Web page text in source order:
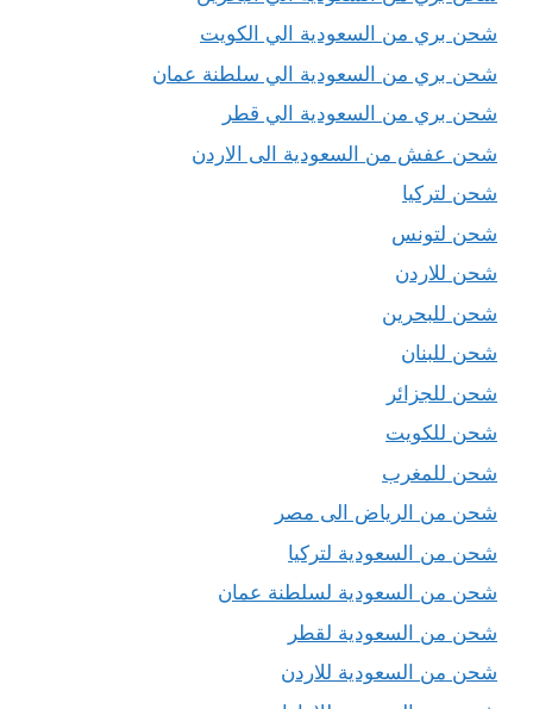
شحن بري من السعودية الي الكويت
شحن بري من السعودية الي سلطنة عمان
شحن بري من السعودية الي قطر
شحن عفش من السعودية الى الاردن
شحن لتركيا
شحن لتونس
شحن للاردن
شحن للبحرين
شحن للبنان
شحن للجزائر
شحن للكويت
شحن للمغرب
شحن من الرياض الى مصر
شحن من السعودية لتركيا
شحن من السعودية لسلطنة عمان
شحن من السعودية لقطر
شحن من السعودية للاردن